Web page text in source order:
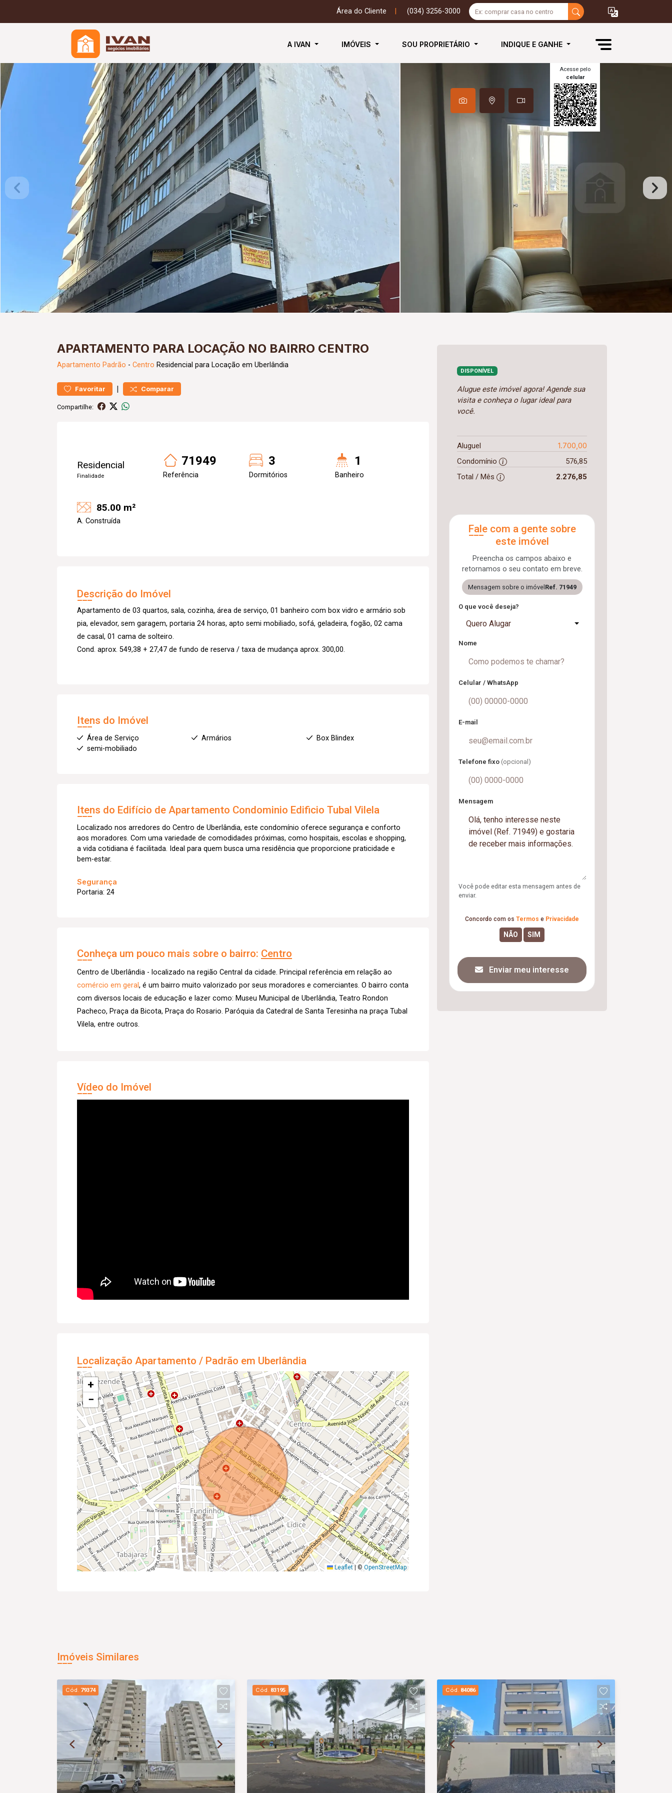
Área do Cliente (034) 3256-3000
A IVAN IMÓVEIS SOU PROPRIETÁRIO INDIQUE E GANHE
Acesse pelo
celular
APARTAMENTO PARA LOCAÇÃO NO BAIRRO CENTRO
Apartamento Padrão - Centro Residencial para Locação em Uberlândia
Favoritar | Comparar
Compartilhe:
Residencial
Finalidade
71949
Referência
3
Dormitórios
1
Banheiro
85.00 m²
A. Construída
Descrição do Imóvel
Apartamento de 03 quartos, sala, cozinha, área de serviço, 01 banheiro com box vidro e armário sob
pia, elevador, sem garagem, portaria 24 horas, apto semi mobiliado, sofá, geladeira, fogão, 02 cama
de casal, 01 cama de solteiro.
Cond. aprox. 549,38 + 27,47 de fundo de reserva / taxa de mudança aprox. 300,00.
Itens do Imóvel
Área de Serviço Armários
Box Blindex
semi-mobiliado
Itens do Edifício de Apartamento Condominio Edificio Tubal Vilela
Localizado nos arredores do Centro de Uberlândia, este condomínio oferece segurança e conforto
aos moradores. Com uma variedade de comodidades próximas, como hospitais, escolas e shopping,
a vida cotidiana é facilitada. Ideal para quem busca uma residência que proporcione praticidade e
bem-estar.
Segurança
Portaria: 24
Conheça um pouco mais sobre o bairro: Centro
Centro de Uberlândia - localizado na região Central da cidade. Principal referência em relação ao
comércio em geral, é um bairro muito valorizado por seus moradores e comerciantes. O bairro conta
com diversos locais de educação e lazer como: Museu Municipal de Uberlândia, Teatro Rondon
Pacheco, Praça da Bicota, Praça do Rosario. Paróquia da Catedral de Santa Teresinha na praça Tubal
Vilela, entre outros.
Vídeo do Imóvel
Localização Apartamento / Padrão em Uberlândia
+
−
Leaflet |© OpenStreetMap
DISPONÍVEL
Alugue este imóvel agora! Agende sua
visita e conheça o lugar ideal para
você.
Aluguel 1.700,00
Condomínio
576,85
Total / Mês
2.276,85
Fale com a gente sobre
este imóvel
Preencha os campos abaixo e
retornamos o seu contato em breve.
Mensagem sobre o imóvel Ref. 71949
O que você deseja?
Quero Alugar
Nome
Celular / WhatsApp
E-mail
Telefone fixo (opcional)
Mensagem
Você pode editar esta mensagem antes de
enviar.
Concordo com os Termos e Privacidade
Enviar meu interesse
Imóveis Similares
Cód. 79374 Cód. 83195 Cód. 84086